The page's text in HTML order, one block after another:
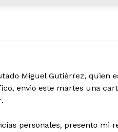
Miguel Gutiérrez, quien
envió este martes una
personales, presento mi